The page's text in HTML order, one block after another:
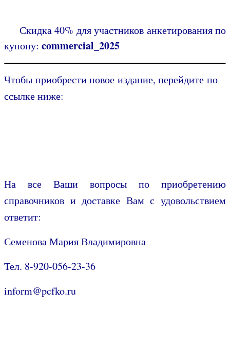
Скидка 40% для участников анкетирования по
купону: commercial_2025
Чтобы приобрести новое издание, перейдите по
ссылке ниже:
На все Ваши вопросы по приобретению
справочников и доставке Вам с удовольствием
ответит:
Семенова Мария Владимировна
Тел. 8-920-056-23-36
inform@pcfko.ru